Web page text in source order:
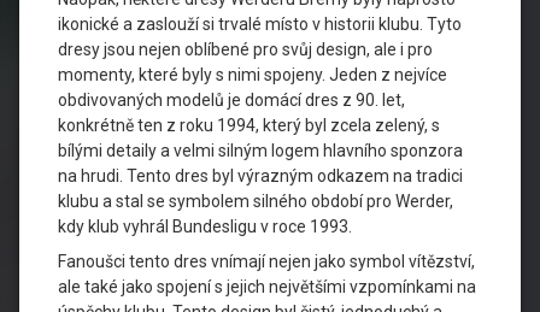
ikonické a zaslouží si trvalé místo v historii klubu. Tyto
dresy jsou nejen oblíbené pro svůj design, ale i pro
momenty, které byly s nimi spojeny. Jeden z nejvíce
obdivovaných modelů je domácí dres z 90. let,
konkrétně ten z roku 1994, který byl zcela zelený, s
bílými detaily a velmi silným logem hlavního sponzora
na hrudi. Tento dres byl výrazným odkazem na tradici
klubu a stal se symbolem silného období pro Werder,
kdy klub vyhrál Bundesligu v roce 1993.
Fanoušci tento dres vnímají nejen jako symbol vítězství,
ale také jako spojení s jejich největšími vzpomínkami na